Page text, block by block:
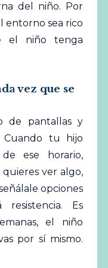
del niño. Por
entorno sea rico
el niño tenga
vez que se
de pantallas y
Cuando tu hijo
ese horario,
quieres ver algo,
opciones
resistencia. Es
el niño
por sí mismo.